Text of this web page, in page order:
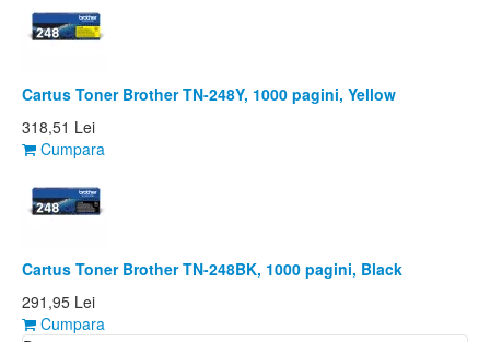
Cartus Toner Brother TN-248Y, 1000 pagini, Yellow
318,51 Lei
Cumpara
Cartus Toner Brother TN-248BK, 1000 pagini, Black
291,95 Lei
Cumpara